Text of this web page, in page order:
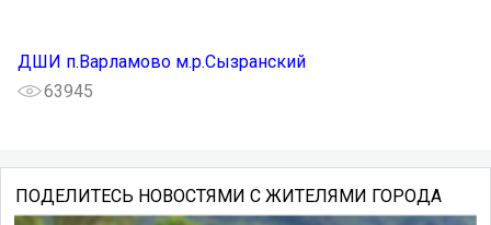
ДШИ п.Варламово м.р.Сызранский
63945
ПОДЕЛИТЕСЬ НОВОСТЯМИ С ЖИТЕЛЯМИ ГОРОДА